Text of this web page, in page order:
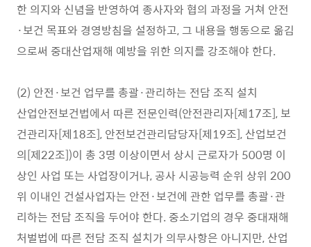
한 의지와 신념을 반영하여 종사자와 협의 과정을 거쳐 안전
·보건 목표와 경영방침을 설정하고, 그 내용을 행동으로 옮김
으로써 중대산업재해 예방을 위한 의지를 강조해야 한다.
(2) 안전·보건 업무를 총괄·관리하는 전담 조직 설치
산업안전보건법에서 따른 전문인력(안전관리자[제17조], 보
건관리자[제18조], 안전보건관리담당자[제19조], 산업보건
의[제22조])이 총 3명 이상이면서 상시 근로자가 500명 이
상인 사업 또는 사업장이거나, 공사 시공능력 순위 상위 200
위 이내인 건설사업자는 안전·보건에 관한 업무를 총괄·관
리하는 전담 조직을 두어야 한다. 중소기업의 경우 중대재해
처벌법에 따른 전담 조직 설치가 의무사항은 아니지만, 산업